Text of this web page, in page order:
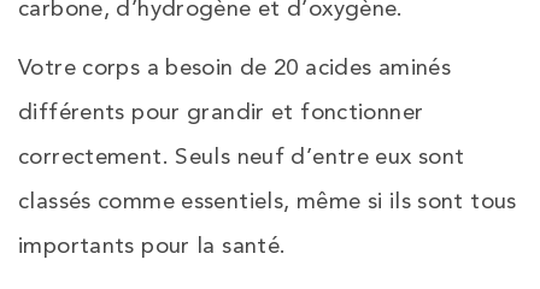
carbone, d’hydrogène et d’oxygène.
Votre corps a besoin de 20 acides aminés
différents pour grandir et fonctionner
correctement. Seuls neuf d’entre eux sont
classés comme essentiels, même si ils sont tous
importants pour la santé.